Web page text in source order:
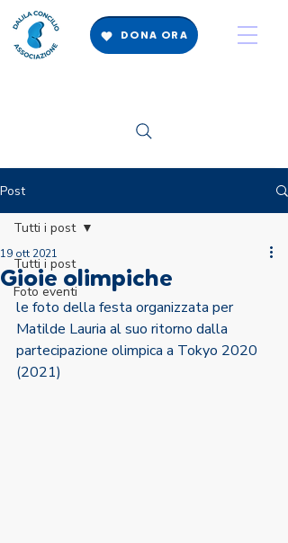
DONA ORA
Post
Tutti i post
Foto eventi
Tutti i post
Gioie olimpiche
19 ott 2021
le foto della festa organizzata per
Matilde Lauria al suo ritorno dalla
partecipazione olimpica a Tokyo 2020
(2021)